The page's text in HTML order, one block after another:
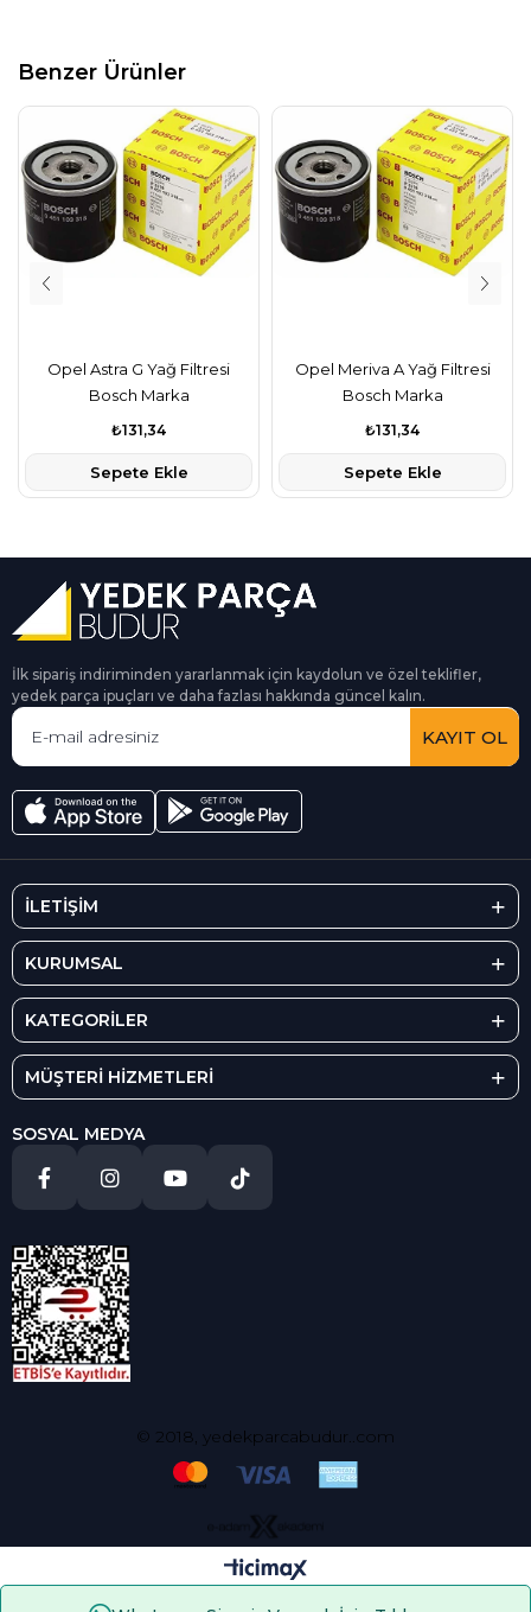
Benzer Ürünler
Opel Astra G Yağ Filtresi
Bosch Marka
₺131,34
Sepete Ekle
Opel Meriva A Yağ Filtresi
Bosch Marka
₺131,34
Sepete Ekle
İlk sipariş indiriminden yararlanmak için kaydolun ve özel teklifler,
yedek parça ipuçları ve daha fazlası hakkında güncel kalın.
KAYIT OL
İLETİŞİM
KURUMSAL
KATEGORİLER
MÜŞTERİ HİZMETLERİ
SOSYAL MEDYA
© 2018, yedekparcabudur..com